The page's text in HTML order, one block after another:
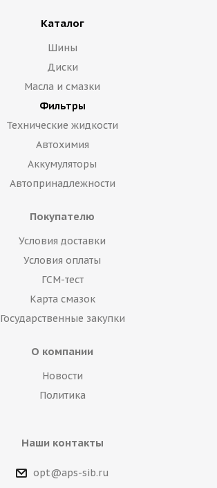
Каталог
Шины
Диски
Масла и смазки
Фильтры
Технические жидкости
Автохимия
Аккумуляторы
Автопринадлежности
Покупателю
Условия доставки
Условия оплаты
ГСМ-тест
Карта смазок
Государственные закупки
О компании
Новости
Политика
Наши контакты
opt@aps-sib.ru